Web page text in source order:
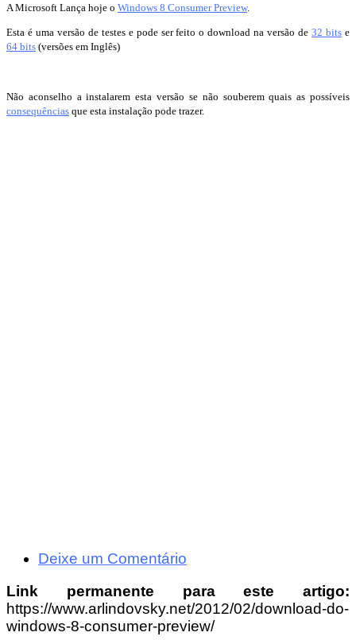
A Microsoft Lança hoje o Windows 8 Consumer Preview.
Esta é uma versão de testes e pode ser feito o download na versão de32 bits e
64 bits (versões em Inglês)
Não aconselho a instalarem esta versão se não souberem quais as possíveis
consequências que esta instalação pode trazer.
Deixe um Comentário
Link permanente para este artigo:
https://www.arlindovsky.net/2012/02/download-do-
windows-8-consumer-preview/